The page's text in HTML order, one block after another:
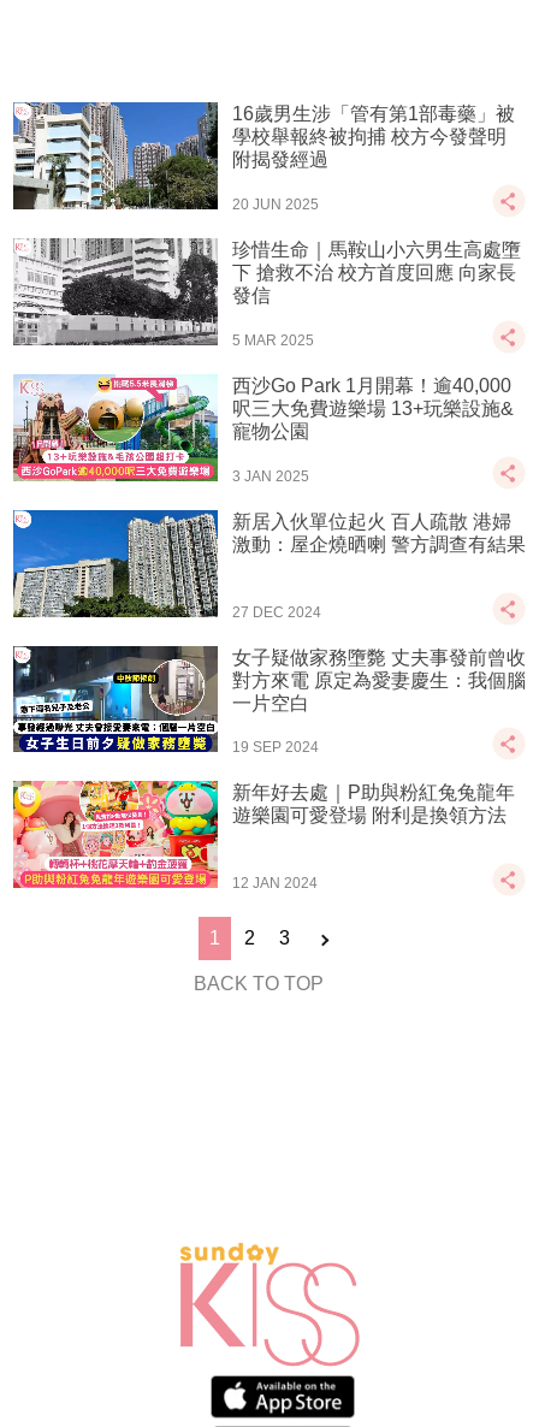
16歲男生涉「管有第1部毒藥」被
學校舉報終被拘捕 校方今發聲明
附揭發經過
20 JUN 2025
珍惜生命｜馬鞍山小六男生高處墮
下 搶救不治 校方首度回應 向家長
發信
5 MAR 2025
西沙Go Park 1月開幕！逾40,000
呎三大免費遊樂場 13+玩樂設施&
寵物公園
3 JAN 2025
新居入伙單位起火 百人疏散 港婦
激動：屋企燒晒喇 警方調查有結果
27 DEC 2024
女子疑做家務墮斃 丈夫事發前曾收
對方來電 原定為愛妻慶生：我個腦
一片空白
19 SEP 2024
新年好去處｜P助與粉紅兔兔龍年
遊樂園可愛登場 附利是換領方法
12 JAN 2024
1 2 3
BACK TO TOP